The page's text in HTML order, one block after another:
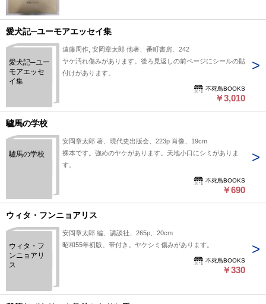
愛犬記─ユーモアエッセイ集
愛犬記─ユー
モアエッセ
イ集
遠藤周作, 安岡章太郎 他著、番町書房、242
ヤケ汚れ傷みがあります。後ろ見返しの前ページにシールの貼
付けがあります。
不死鳥BOOKS
￥3,010
驢馬の学校
驢馬の学校
安岡章太郎 著、現代史出版会、223p 肖像、19cm
裸本です。強めのヤケがあります。天地小口にシミがありま
す。
不死鳥BOOKS
￥690
ウィタ・フンニョアリス
ウィタ・フ
ンニョアリ
ス
安岡章太郎 編、講談社、265p、20cm
昭和55年初版。帯付き。ヤケシミ傷みがあります。
不死鳥BOOKS
￥330